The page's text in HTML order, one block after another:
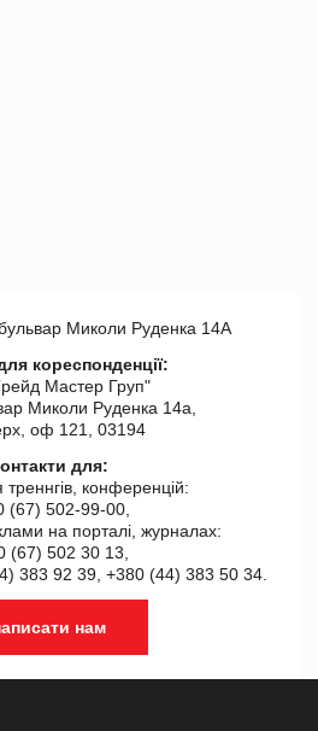
Миколи Руденка 14А
кореспонденції:
Мастер Груп"
Миколи Руденка 14а,
оф 121, 03194
для:
конференцій:
(67) 502-99-00,
на порталі, журналах:
(67) 502 30 13,
383 92 39, +380 (44) 383 50 34.
нам